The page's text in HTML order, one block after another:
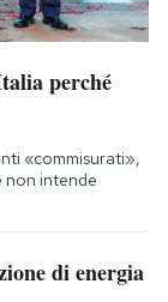
perché
«commisurati»,
non intende
di energia